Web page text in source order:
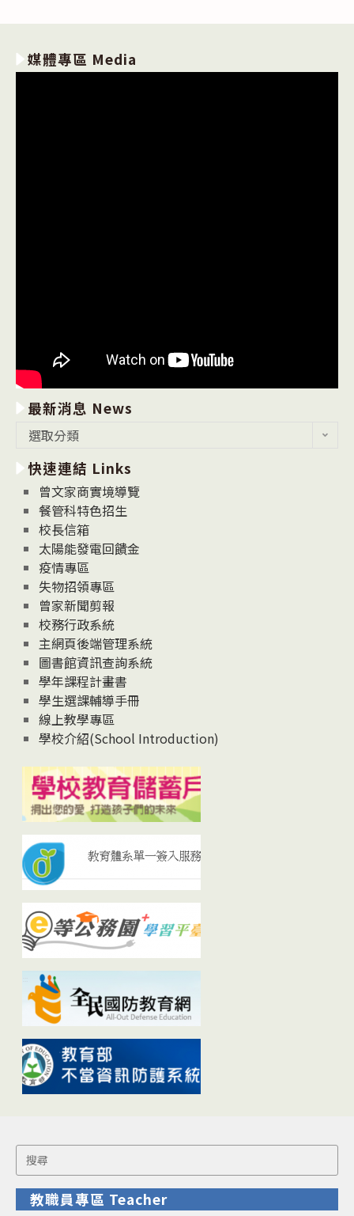
媒體專區 Media
最新消息 News
消
息
News
選取分類
快速連結 Links
曾文家商實境導覽
餐管科特色招生
校長信箱
太陽能發電回饋金
疫情專區
失物招領專區
曾家新聞剪報
校務行政系統
主網頁後端管理系統
圖書館資訊查詢系統
學年課程計畫書
學生選課輔導手冊
線上教學專區
學校介紹(School Introduction)
Search
for:
教職員專區 Teacher